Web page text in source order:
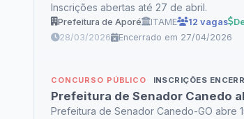
Inscrições abertas até 27 de abril.
Prefeitura de Aporé ITAME 12 vagas
28/03/2026
Encerrado em 27/04/2026
CONCURSO PÚBLICO INSCRIÇÕES
Prefeitura de Senador Canedo
Prefeitura de Senador Canedo-GO abre